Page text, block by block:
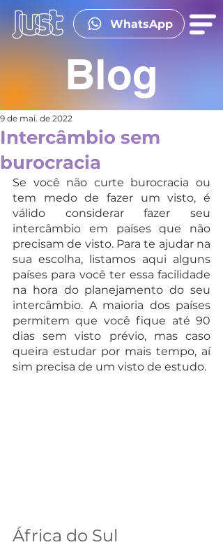
WhatsApp
Blog
Intercâmbio sem
burocracia
9 de mai. de 2022
Se você não curte burocracia ou
tem medo de fazer um visto, é
válido considerar fazer seu
intercâmbio em países que não
precisam de visto. Para te ajudar na
sua escolha, listamos aqui alguns
países para você ter essa facilidade
na hora do planejamento do seu
intercâmbio. A maioria dos países
permitem que você fique até 90
dias sem visto prévio, mas caso
queira estudar por mais tempo, aí
sim precisa de um visto de estudo.
África do Sul